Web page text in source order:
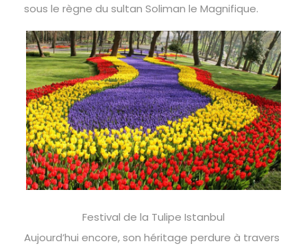
sous le règne du sultan Soliman le Magnifique.
Festival de la Tulipe Istanbul
Aujourd’hui encore, son héritage perdure à travers